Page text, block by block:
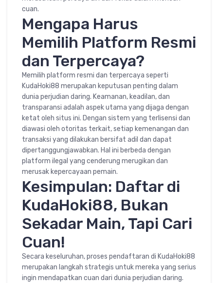
cuan.
Mengapa Harus
Memilih Platform Resmi
dan Terpercaya?
Memilih platform resmi dan terpercaya seperti
KudaHoki88 merupakan keputusan penting dalam
dunia perjudian daring. Keamanan, keadilan, dan
transparansi adalah aspek utama yang dijaga dengan
ketat oleh situs ini. Dengan sistem yang terlisensi dan
diawasi oleh otoritas terkait, setiap kemenangan dan
transaksi yang dilakukan bersifat adil dan dapat
dipertanggungjawabkan. Hal ini berbeda dengan
platform ilegal yang cenderung merugikan dan
merusak kepercayaan pemain.
Kesimpulan: Daftar di
KudaHoki88, Bukan
Sekadar Main, Tapi Cari
Cuan!
Secara keseluruhan, proses pendaftaran di KudaHoki88
merupakan langkah strategis untuk mereka yang serius
ingin mendapatkan cuan dari dunia perjudian daring.